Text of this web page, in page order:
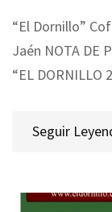
“El Dornillo”
Jaén NOTA DE
“EL DORNILLO
Seguir